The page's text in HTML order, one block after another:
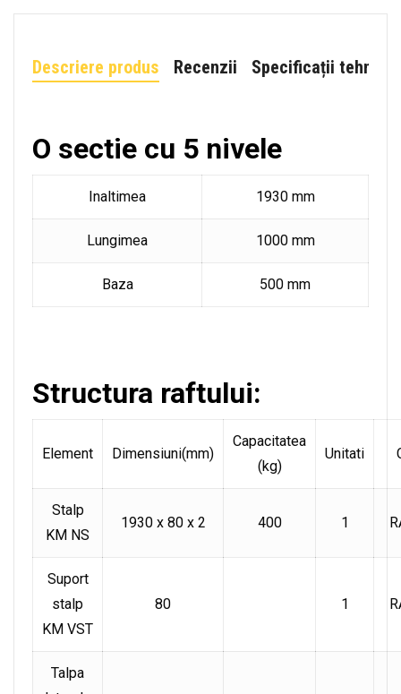
Descriere produs Recenzii Specificații tehnice
O sectie cu 5 nivele
Inaltimea 1930 mm
Lungimea 1000 mm
Baza 500 mm
Structura raftului:
Element Dimensiuni(mm)
Capacitatea
(kg)
Unitati
Stalp
KM NS
1930 x 80 x 2 400 1
Suport
stalp
KM VST
80 1
Talpa